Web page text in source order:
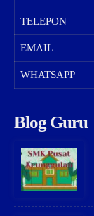
TELEPON
EMAIL
WHATSAPP
Blog Guru